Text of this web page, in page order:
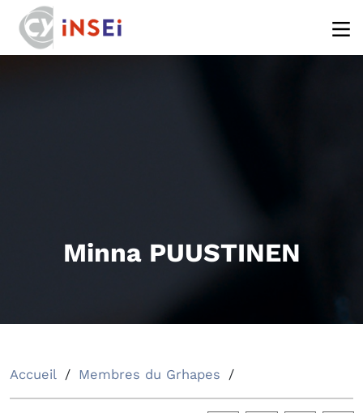
Minna PUUSTINEN
Accueil Membres du Grhapes